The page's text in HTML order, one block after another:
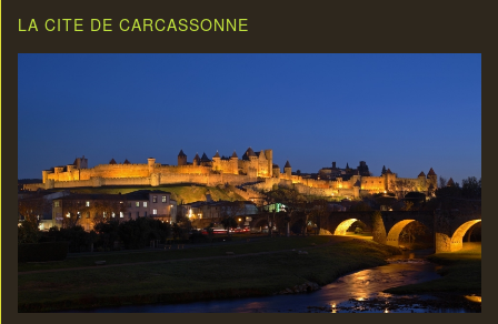
LA CITE DE CARCASSONNE